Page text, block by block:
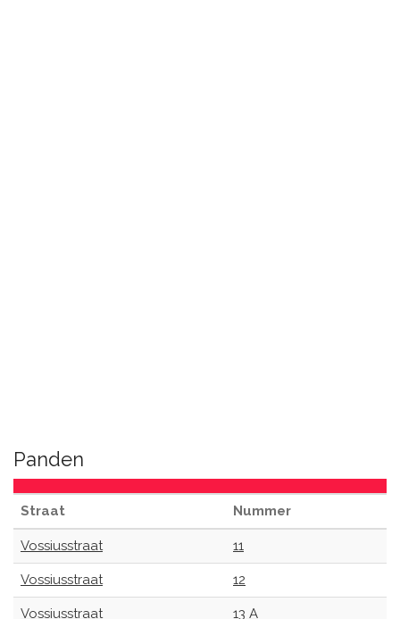
Panden
Straat Nummer
Vossiusstraat 11
Vossiusstraat 12
Vossiusstraat 13 A